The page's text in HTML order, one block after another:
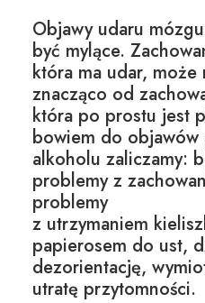
Objawy udaru
być mylące.
która ma udar,
znacząco od
która po prostu jest
bowiem do
alkoholu zaliczamy:
problemy z
problemy
z utrzymaniem
papierosem do ust,
dezorientację,
utratę przytomności.